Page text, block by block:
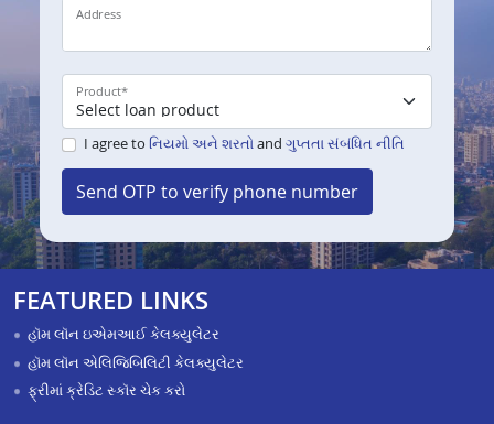
Address
Product*
I agree to નિયમો અને શરતોand ગુપ્તતા સંબંધિત નીતિ
Send OTP to verify phone number
FEATURED LINKS
હૉમ લૉન ઇએમઆઈ કેલક્યુલેટર
હૉમ લૉન એલિજિબિલિટી કેલક્યુલેટર
ફ્રીમાં ક્રેડિટ સ્કૉર ચેક કરો